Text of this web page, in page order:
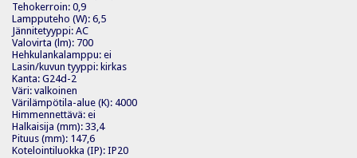
Tehokerroin: 0,9
Lampputeho (W): 6,5
Jännitetyyppi: AC
Valovirta (lm): 700
Hehkulankalamppu: ei
Lasin/kuvun tyyppi: kirkas
Kanta: G24d-2
Väri: valkoinen
Värilämpötila-alue (K): 4000
Himmennettävä: ei
Halkaisija (mm): 33,4
Pituus (mm): 147,6
Kotelointiluokka (IP): IP20